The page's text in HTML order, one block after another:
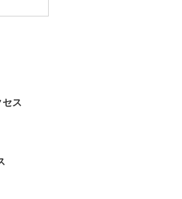
ス